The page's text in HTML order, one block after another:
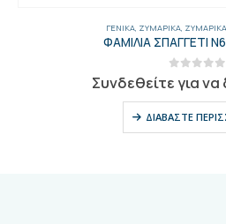
ΓΕΝΙΚΑ,ΖΥΜΑΡΙΚΆ,
ΦΑΜΙΛΙΑ
out
Συνδεθείτε για
ΔΙΑΒΆΣΤΕ